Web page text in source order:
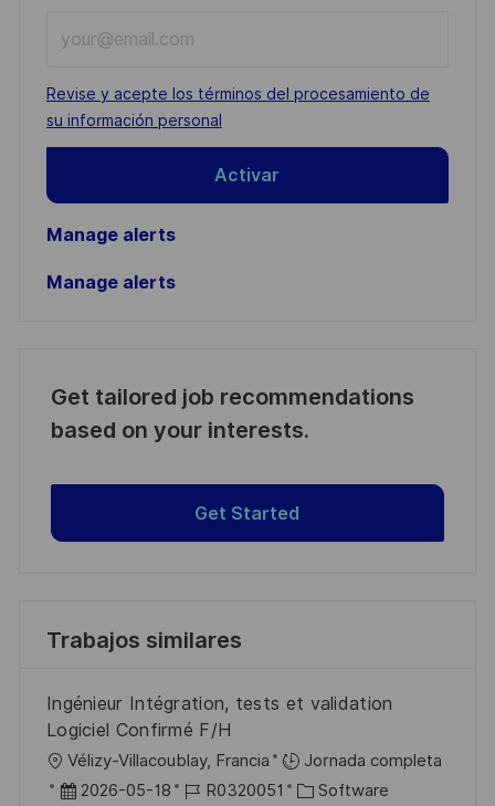
Email
address
(Required)
Required
Revise y acepte los términos del procesamiento de
su información personal
Activar
Manage alerts
Manage alerts
Get tailored job recommendations
based on your interests.
Get Started
Trabajos similares
Ingénieur Intégration, tests et validation
Logiciel Confirmé F/H
U
b
Vélizy-Villacoublay, Francia
Jornada completa
F
2026-05-18
I
R0320051
C Software